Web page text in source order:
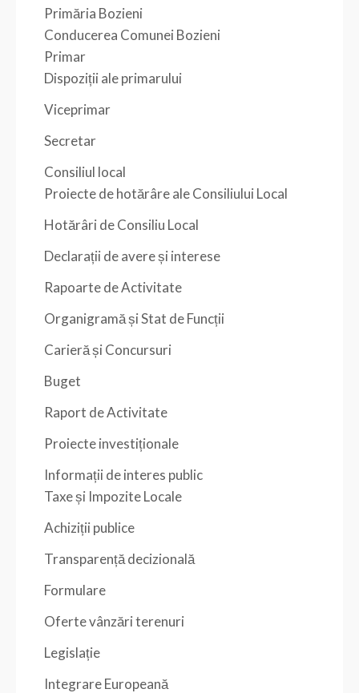
Primăria Bozieni
Conducerea Comunei Bozieni
Primar
Dispoziții ale primarului
Viceprimar
Secretar
Consiliul local
Proiecte de hotărâre ale Consiliului Local
Hotărâri de Consiliu Local
Declarații de avere și interese
Rapoarte de Activitate
Organigramă și Stat de Funcții
Carieră și Concursuri
Buget
Raport de Activitate
Proiecte investiționale
Informații de interes public
Taxe și Impozite Locale
Achiziții publice
Transparență decizională
Formulare
Oferte vânzări terenuri
Legislație
Integrare Europeană